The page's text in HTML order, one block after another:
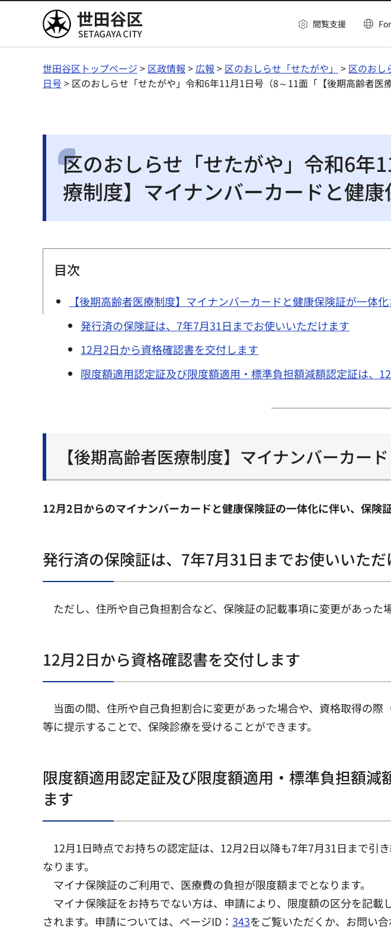
世田谷区 閲覧支援
世田谷区トップページ > 区政情報 > 広報 > 区のおしらせ「せたがや」 > 区のおし
日号> 区のおしらせ「せたがや」令和6年11月1日号（8～11面「【後期高齢者医
区のおしらせ「せたがや」令和6年
療制度】マイナンバーカードと健康
目次
【後期高齢者医療制度】マイナンバーカードと健康保険証が一体
発行済の保険証は、7年7月31日までお使いいただけます
12月2日から資格確認書を交付します
限度額適用認定証及び限度額適用・標準負担額減額認定証は、
【後期高齢者医療制度】マイナンバーカー
12月2日からのマイナンバーカードと健康保険証の一体化に伴い、保険
発行済の保険証は、7年7月31日までお使いいただ
ただし、住所や自己負担割合など、保険証の記載事項に変更があった
12月2日から資格確認書を交付します
当面の間、住所や自己負担割合に変更があった場合や、資格取得の
等に提示することで、保険診療を受けることができます。
限度額適用認定証及び限度額適用・標準負担額
ます
12月1日時点でお持ちの認定証は、12月2日以降も7年7月31日まで引
なります。
マイナ保険証のご利用で、医療費の負担が限度額までとなります。
マイナ保険証をお持ちでない方は、申請により、限度額の区分を記
されます。申請については、ページID： 343をご覧いただくか、お問い合